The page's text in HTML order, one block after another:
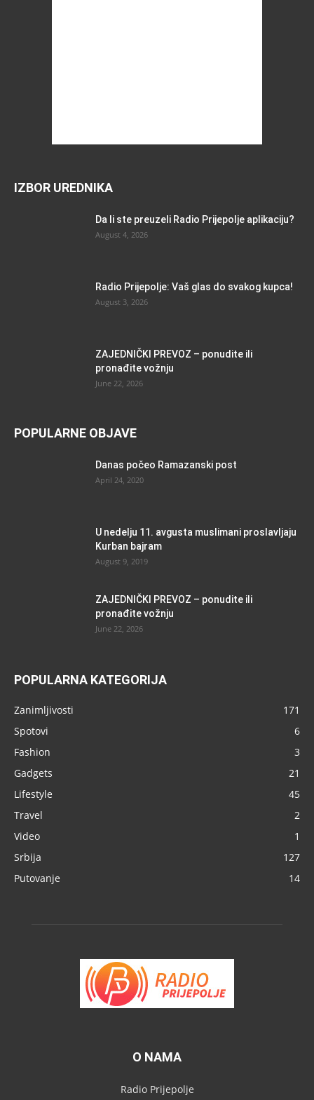
IZBOR UREDNIKA
Da li ste preuzeli Radio Prijepolje aplikaciju?
August 4, 2026
Radio Prijepolje: Vaš glas do svakog kupca!
August 3, 2026
ZAJEDNIČKI PREVOZ – ponudite ili
pronađite vožnju
June 22, 2026
POPULARNE OBJAVE
Danas počeo Ramazanski post
April 24, 2020
U nedelju 11. avgusta muslimani proslavljaju
Kurban bajram
August 9, 2019
ZAJEDNIČKI PREVOZ – ponudite ili
pronađite vožnju
June 22, 2026
POPULARNA KATEGORIJA
Zanimljivosti
171
Spotovi
6
Fashion
3
Gadgets
21
Lifestyle
45
Travel
2
Video
1
Srbija
127
Putovanje
14
O NAMA
Radio Prijepolje